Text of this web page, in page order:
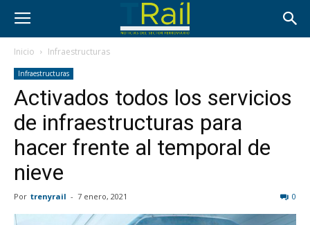
Inicio Infraestructuras
Infraestructuras
Activados todos los servicios
de infraestructuras para
hacer frente al temporal de
nieve
Por trenyrail - 7 enero, 2021 0